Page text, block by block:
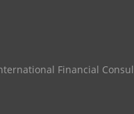
Financial